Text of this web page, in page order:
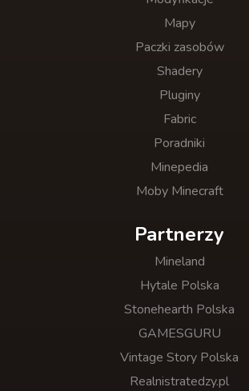
Mapy
Paczki zasobów
Shadery
Pluginy
Fabric
Poradniki
Minepedia
Moby Minecraft
Partnerzy
Mineland
Hytale Polska
Stonehearth Polska
GAMESGURU
Vintage Story Polska
Realnistratedzy.pl